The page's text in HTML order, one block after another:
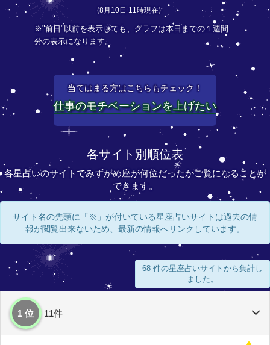
(8月10日 11時現在)
※"前日"以前を表示しても、グラフは本日までの１週間
分の表示になります。
当てはまる方はこちらもチェック！
仕事のモチベーションを上げたい
各サイト別順位表
各星占いのサイトでみずがめ座が何位だったかご覧になることが
できます。
サイト名の先頭に「※」が付いている星座占いサイトは過去の情
報が閲覧出来ないため、最新の情報へリンクしています。
68 件の星座占いサイトから集計し
ました。
1 位 11件